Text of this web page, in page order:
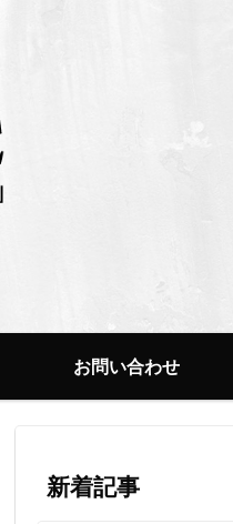
お問い合わせ
新着記事